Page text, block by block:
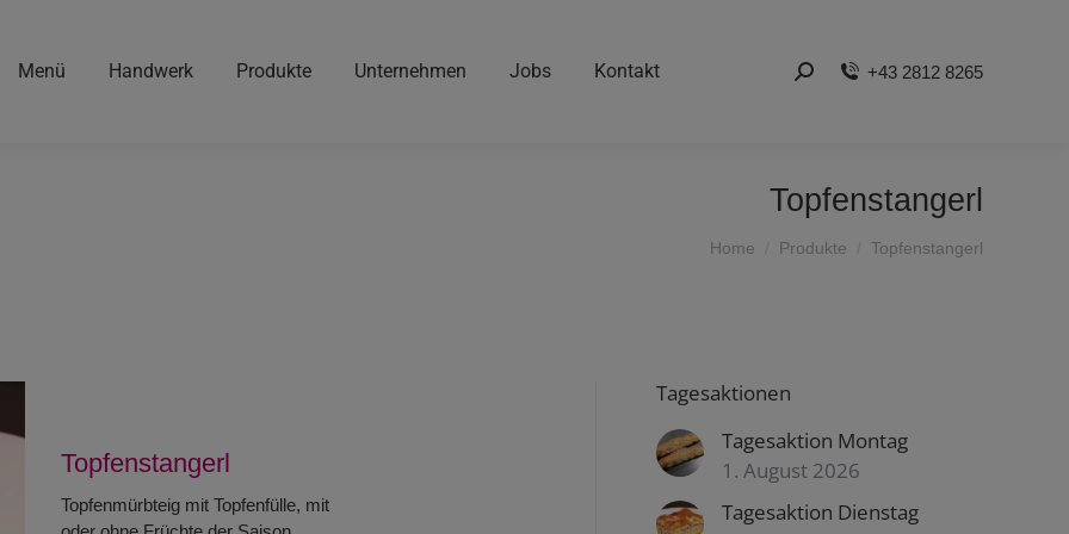
Menü Handwerk Produkte Unternehmen Jobs Kontakt Search: +43 2812 8265
Topfenstangerl
Home Produkte Topfenstangerl
Topfenstangerl
Topfenmürbteig mit Topfenfülle, mit
Tagesaktionen
Tagesaktion Montag
1. August 2026
Tagesaktion Dienstag